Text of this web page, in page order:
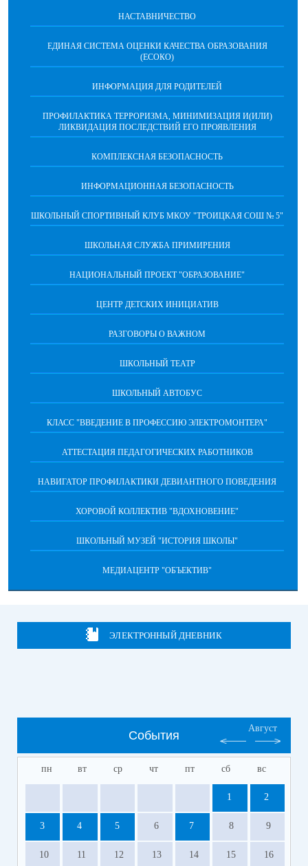
НАСТАВНИЧЕСТВО
ЕДИНАЯ СИСТЕМА ОЦЕНКИ КАЧЕСТВА ОБРАЗОВАНИЯ
(ЕСОКО)
ИНФОРМАЦИЯ ДЛЯ РОДИТЕЛЕЙ
ПРОФИЛАКТИКА ТЕРРОРИЗМА, МИНИМИЗАЦИЯ И(ИЛИ)
ЛИКВИДАЦИЯ ПОСЛЕДСТВИЙ ЕГО ПРОЯВЛЕНИЯ
КОМПЛЕКСНАЯ БЕЗОПАСНОСТЬ
ИНФОРМАЦИОННАЯ БЕЗОПАСНОСТЬ
ШКОЛЬНЫЙ СПОРТИВНЫЙ КЛУБ МКОУ "ТРОИЦКАЯ СОШ № 5"
ШКОЛЬНАЯ СЛУЖБА ПРИМИРЕНИЯ
НАЦИОНАЛЬНЫЙ ПРОЕКТ "ОБРАЗОВАНИЕ"
ЦЕНТР ДЕТСКИХ ИНИЦИАТИВ
РАЗГОВОРЫ О ВАЖНОМ
ШКОЛЬНЫЙ ТЕАТР
ШКОЛЬНЫЙ АВТОБУС
КЛАСС "ВВЕДЕНИЕ В ПРОФЕССИЮ ЭЛЕКТРОМОНТЕРА"
АТТЕСТАЦИЯ ПЕДАГОГИЧЕСКИХ РАБОТНИКОВ
НАВИГАТОР ПРОФИЛАКТИКИ ДЕВИАНТНОГО ПОВЕДЕНИЯ
ХОРОВОЙ КОЛЛЕКТИВ "ВДОХНОВЕНИЕ"
ШКОЛЬНЫЙ МУЗЕЙ "ИСТОРИЯ ШКОЛЫ"
МЕДИАЦЕНТР "ОБЪЕКТИВ"
ЭЛЕКТРОННЫЙ ДНЕВНИК
События
Август
пн вт ср чт пт сб вс
1 2
3 4 5 6 7 8 9
10 11 12 13 14 15 16